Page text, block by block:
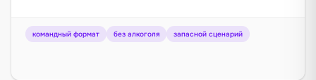
командный формат без алкоголя запасной сценарий